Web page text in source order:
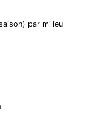
par milieu